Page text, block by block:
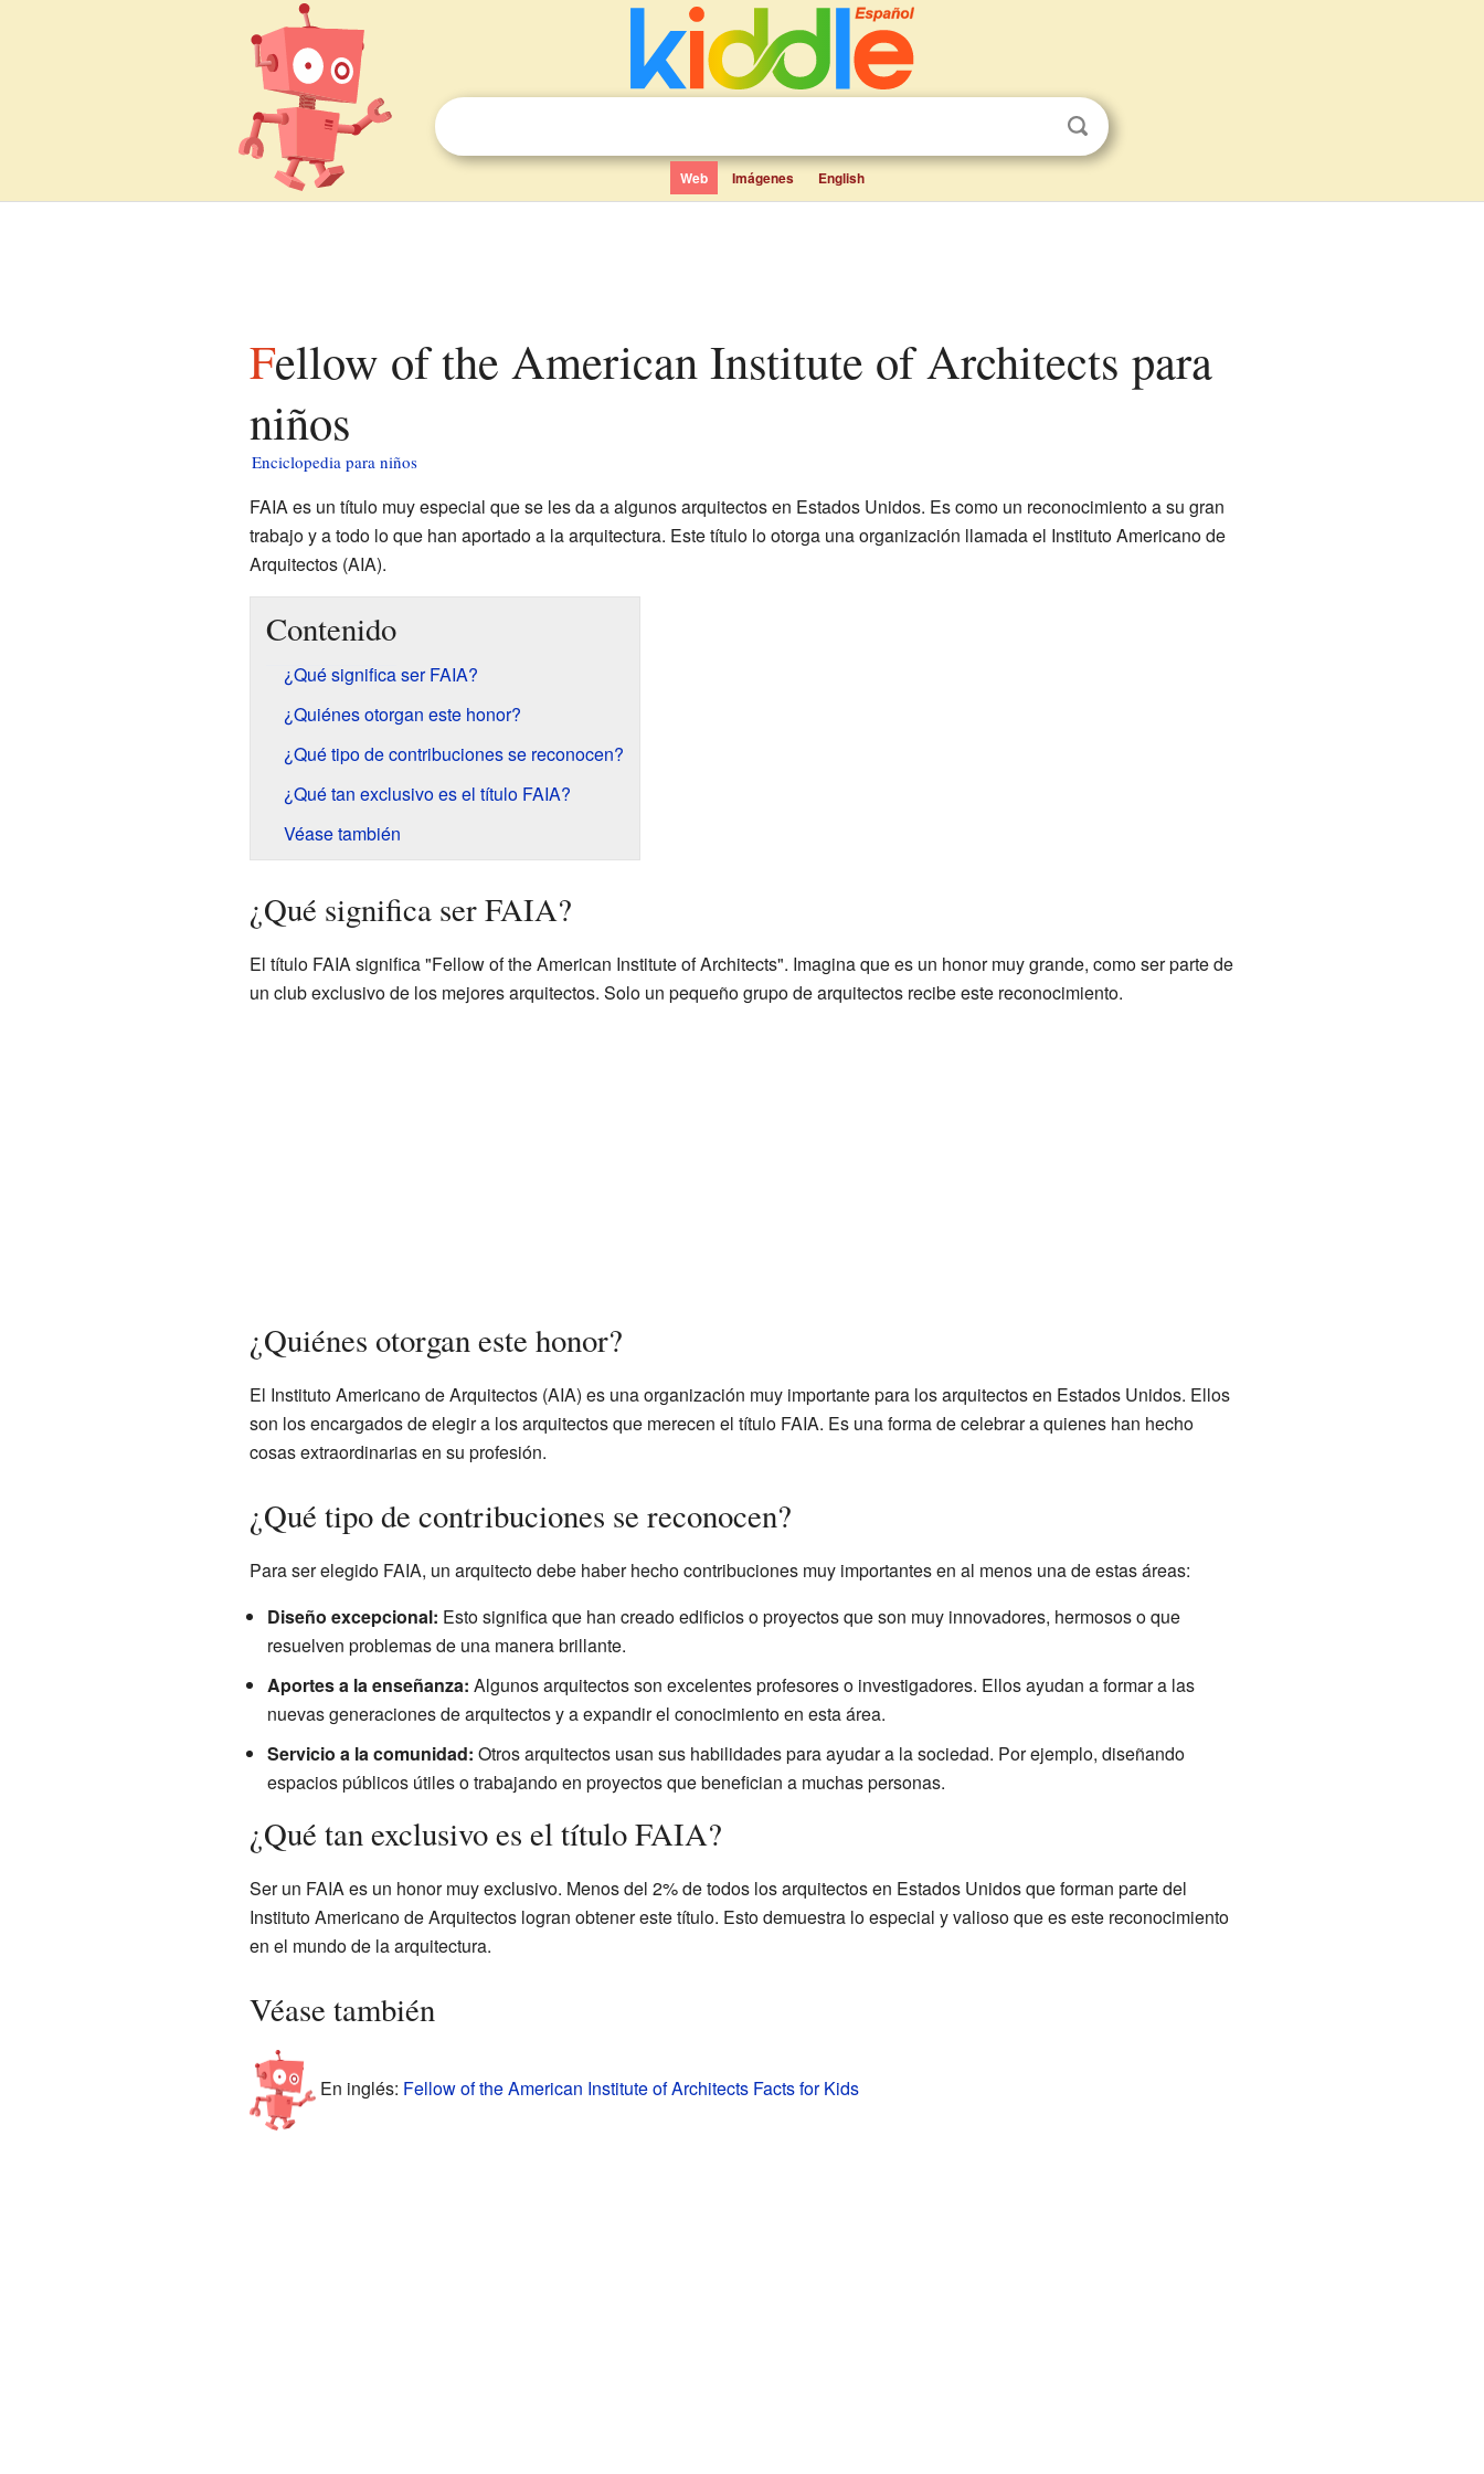
Web Imágenes English
Fellow of the American Institute of Architects para
niños
Enciclopedia para niños
FAIA es un título muy especial que se les da a algunos arquitectos en Estados Unidos. Es como un reconocimiento a su gran
trabajo y a todo lo que han aportado a la arquitectura. Este título lo otorga una organización llamada el Instituto Americano de
Arquitectos (AIA).
Contenido
¿Qué significa ser FAIA?
¿Quiénes otorgan este honor?
¿Qué tipo de contribuciones se reconocen?
¿Qué tan exclusivo es el título FAIA?
Véase también
¿Qué significa ser FAIA?
El título FAIA significa "Fellow of the American Institute of Architects". Imagina que es un honor muy grande, como ser parte de
un club exclusivo de los mejores arquitectos. Solo un pequeño grupo de arquitectos recibe este reconocimiento.
¿Quiénes otorgan este honor?
El Instituto Americano de Arquitectos (AIA) es una organización muy importante para los arquitectos en Estados Unidos. Ellos
son los encargados de elegir a los arquitectos que merecen el título FAIA. Es una forma de celebrar a quienes han hecho
cosas extraordinarias en su profesión.
¿Qué tipo de contribuciones se reconocen?
Para ser elegido FAIA, un arquitecto debe haber hecho contribuciones muy importantes en al menos una de estas áreas:
Diseño excepcional: Esto significa que han creado edificios o proyectos que son muy innovadores, hermosos o que
resuelven problemas de una manera brillante.
Aportes a la enseñanza: Algunos arquitectos son excelentes profesores o investigadores. Ellos ayudan a formar a las
nuevas generaciones de arquitectos y a expandir el conocimiento en esta área.
Servicio a la comunidad: Otros arquitectos usan sus habilidades para ayudar a la sociedad. Por ejemplo, diseñando
espacios públicos útiles o trabajando en proyectos que benefician a muchas personas.
¿Qué tan exclusivo es el título FAIA?
Ser un FAIA es un honor muy exclusivo. Menos del 2% de todos los arquitectos en Estados Unidos que forman parte del
Instituto Americano de Arquitectos logran obtener este título. Esto demuestra lo especial y valioso que es este reconocimiento
en el mundo de la arquitectura.
Véase también
En inglés: Fellow of the American Institute of Architects Facts for Kids